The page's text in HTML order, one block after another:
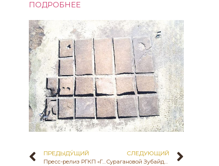
ПОДРОБНЕЕ
ПРЕДЫДУ́ЩИЙ
Пресс-релиз РГКП «Государственный историко-культурный музей-заповедник «Бозок» Министерства культуры и спорта Республики Казахстан 17 марта 2022 года планирует проведение этнографического праздника «Әз-Наурыз мейрам толқыны жасампаздық бастауы, ырыс береке арқауы», посвященный празднованию Наурыз мейрамы с участием ведущих отечественных ученых и представителей отдела культуры и развития языков Целиноградского района Акмолинской области.
СЛЕДУЮЩИЙ
Сурагановой Зубайды Кабиевны, ведущий научный сотрудник музея-заповедника «Бозок», к.и.н. приняла участие в прямом эфире на телеканале «Хабар» в телемарафоне «Жаңа күн – Жаңа Қазақстан». Главный посыл телемарофона «Благотворение – главный постулат праздника Наурыз».Этнограф Зубайда Кабиевна рассказала о календарной обрядности празднования Наурыза.